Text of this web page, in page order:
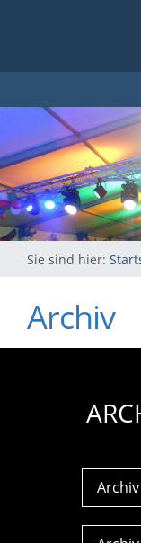
Sie sind hier:
Archiv